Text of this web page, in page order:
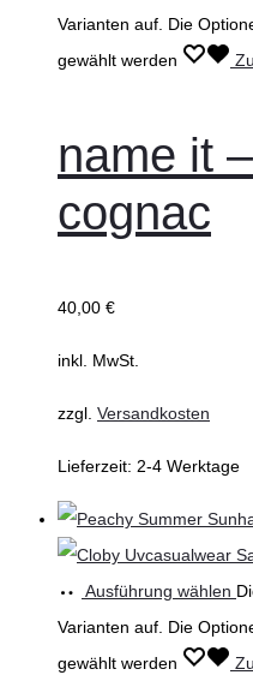
Varianten auf. Die
gewählt werden
name it
cognac
40,00 €
inkl. MwSt.
zzgl. Versandkosten
Lieferzeit: 2-4 Werktage
Ausführung wählen
Varianten auf. Die
gewählt werden